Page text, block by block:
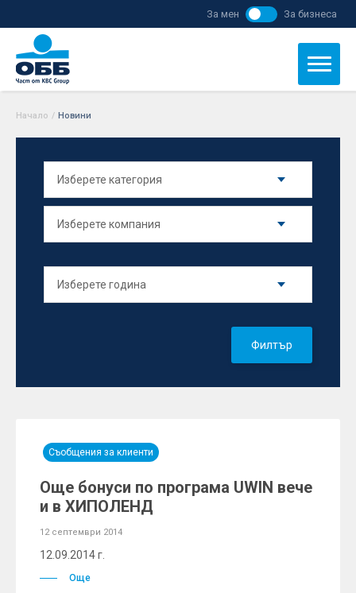
За мен За бизнеса
Начало / Новини
Филтър
Съобщения за клиенти
Още бонуси по програма UWIN вече
и в ХИПОЛЕНД
12 септември 2014
12.09.2014 г.
Още